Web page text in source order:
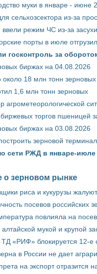
муки в январе - июне
сельхозсектора из-за
режим ЧС из-за засухи
порты в июле
госконтроль за
биржах на 04.08.2026
18 млн тонн зерновых
1,6 млн тонн зерновых
агрометеорологической
торгов пшеницей
биржах на 03.08.2026
зерновой
сети РЖД в январе-июле
о зерновом рынке
риса и кукурузы
посевов российских
повлияла на
алтайской мукой и крупой
ТД «РИФ» блокируется 12-е
в России не дает
на экспорт отразится